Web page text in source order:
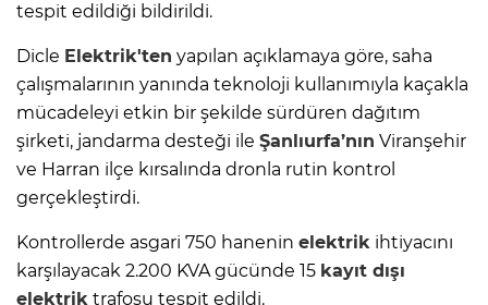
tespit edildiği bildirildi.
Dicle Elektrik'ten yapılan açıklamaya göre, saha
çalışmalarının yanında teknoloji kullanımıyla kaçakla
mücadeleyi etkin bir şekilde sürdüren dağıtım
şirketi, jandarma desteği ile Şanlıurfa’nın Viranşehir
ve Harran ilçe kırsalında dronla rutin kontrol
gerçekleştirdi.
Kontrollerde asgari 750 hanenin elektrik ihtiyacını
karşılayacak 2.200 KVA gücünde 15 kayıt dışı
elektrik trafosu tespit edildi.